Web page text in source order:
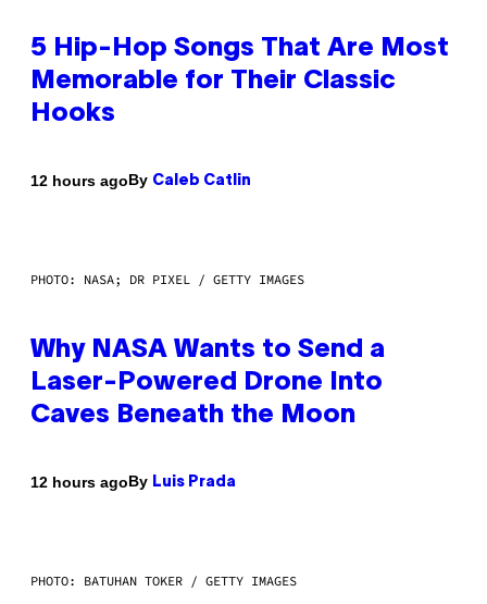
5 Hip-Hop Songs That Are Most
Memorable for Their Classic
Hooks
12 hours agoBy Caleb Catlin
PHOTO: NASA; DR PIXEL / GETTY IMAGES
Why NASA Wants to Send a
Laser-Powered Drone Into
Caves Beneath the Moon
12 hours agoBy Luis Prada
PHOTO: BATUHAN TOKER / GETTY IMAGES